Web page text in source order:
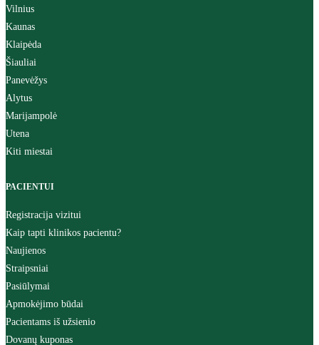
Vilnius
Kaunas
Klaipėda
Šiauliai
Panevėžys
Alytus
Marijampolė
Utena
Kiti miestai
PACIENTUI
Registracija vizitui
Kaip tapti klinikos pacientu?
Naujienos
Straipsniai
Pasiūlymai
Apmokėjimo būdai
Pacientams iš užsienio
Dovanų kuponas